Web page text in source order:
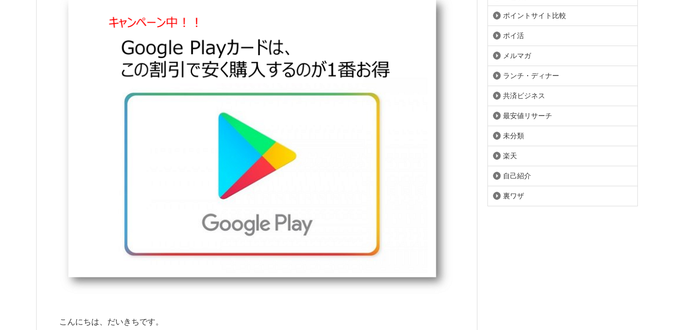
こんにちは、だいきちです。
ポイントサイト比較
ポイ活
メルマガ
ランチ・ディナー
共済ビジネス
最安値リサーチ
未分類
楽天
自己紹介
裏ワザ